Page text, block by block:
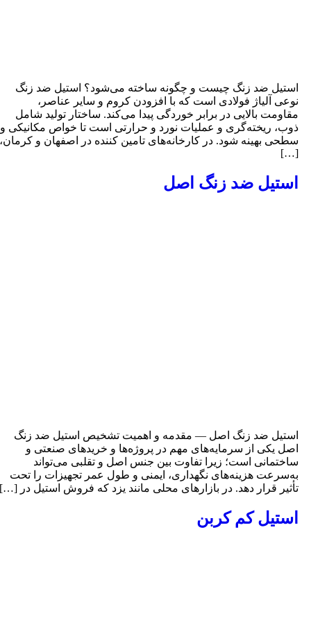
ضد زنگ چیست و چگونه ساخته می‌شود؟ استیل ضد زنگ
آلیاژ فولادی است که با افزودن کروم و سایر عناصر،
بالایی در برابر خوردگی پیدا می‌کند. ساختار تولید شامل
ریخته‌گری و عملیات نورد و حرارتی است تا خواص مکانیکی و
بهینه شود. در کارخانه‌های تامین کننده در اصفهان و کرمان،
ضد زنگ اصل
ضد زنگ اصل — مقدمه و اهمیت تشخیص استیل ضد زنگ
یکی از سرمایه‌های مهم در پروژه‌ها و خریدهای صنعتی و
است؛ زیرا تفاوت بین جنس اصل و تقلبی می‌تواند
هزینه‌های نگهداری، ایمنی و طول عمر تجهیزات را تحت
قرار دهد. در بازارهای محلی مانند یزد که فروش استیل در […]
کم کربن